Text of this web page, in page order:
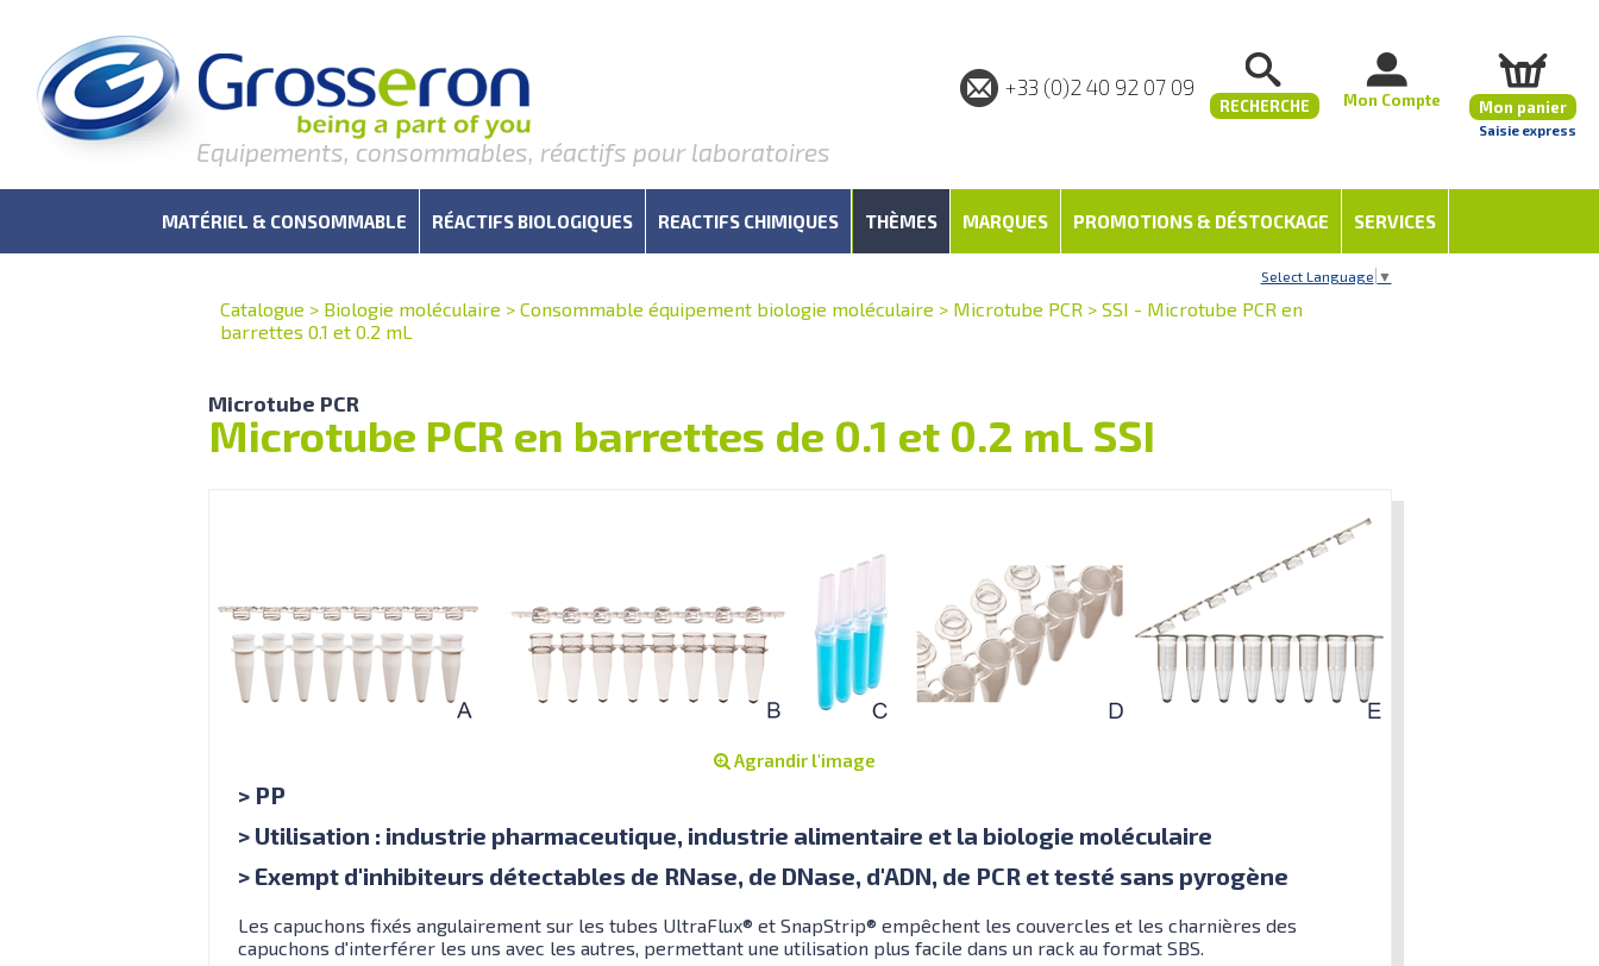
Equipements, consommables, réactifs pour laboratoires
+33 (0)2 40 92 07 09
RECHERCHE Mon Compte Mon panier
Saisie express
MATÉRIEL & CONSOMMABLE RÉACTIFS BIOLOGIQUES REACTIFS CHIMIQUES THÈMES MARQUES PROMOTIONS & DÉSTOCKAGE SERVICES
Select Language ▼
Catalogue > Biologie moléculaire > Consommable équipement biologie moléculaire > Microtube PCR > SSI - Microtube PCR en
barrettes 0.1 et 0.2 mL
Microtube PCR
Microtube PCR en barrettes de 0.1 et 0.2 mL SSI
Agrandir l'image
> PP
> Utilisation : industrie pharmaceutique, industrie alimentaire et la biologie moléculaire
> Exempt d'inhibiteurs détectables de RNase, de DNase, d'ADN, de PCR et testé sans pyrogène
Les capuchons fixés angulairement sur les tubes UltraFlux® et SnapStrip® empêchent les couvercles et les charnières des
capuchons d'interférer les uns avec les autres, permettant une utilisation plus facile dans un rack au format SBS.